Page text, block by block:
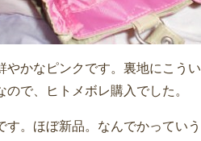
やかなピンクです。裏地にこう
で、ヒトメボレ購入でした。
す。ほぼ新品。なんでかってい